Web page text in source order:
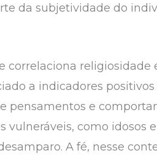
da subjetividade do
correlaciona
a indicadores
e
como idosos
A fé, nesse